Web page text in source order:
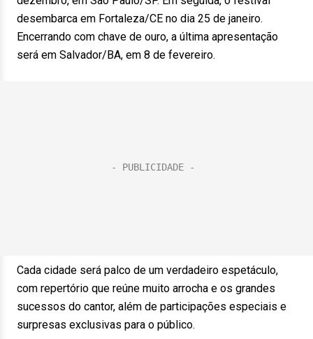
desembarca em Fortaleza/CE no dia 25 de janeiro.
Encerrando com chave de ouro, a última apresentação
será em Salvador/BA, em 8 de fevereiro.
Cada cidade será palco de um verdadeiro espetáculo,
com repertório que reúne muito arrocha e os grandes
sucessos do cantor, além de participações especiais e
surpresas exclusivas para o público.